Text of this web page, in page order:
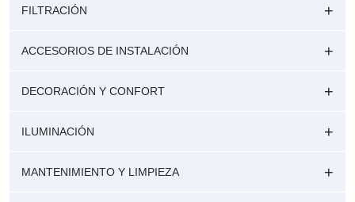
FILTRACIÓN
ACCESORIOS DE INSTALACIÓN
DECORACIÓN Y CONFORT
ILUMINACIÓN
MANTENIMIENTO Y LIMPIEZA